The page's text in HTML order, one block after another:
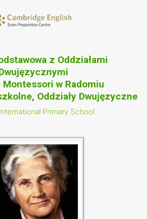
z Oddziałami
Montessori w Radomiu
Oddziały Dwujęzyczne
Primary School